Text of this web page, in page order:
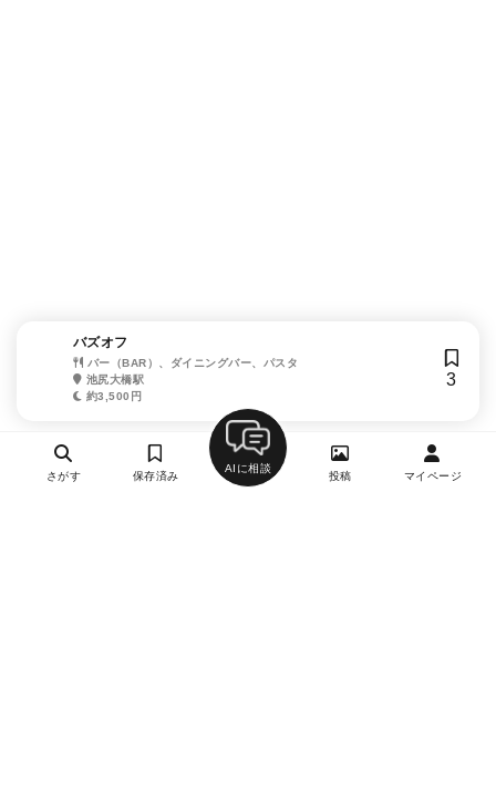
バズオフ
バー（BAR）、ダイニングバー、パスタ
池尻大橋駅
約3,500円
3
さがす 保存済み
AIに相談
投稿 マイページ